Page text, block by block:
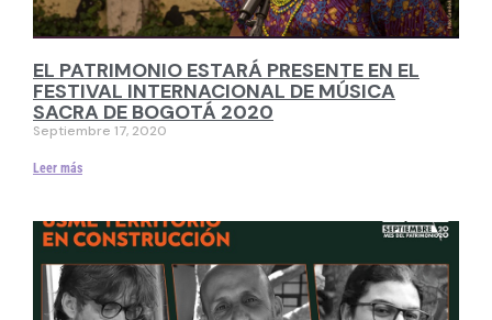
EL PATRIMONIO ESTARÁ PRESENTE EN EL
FESTIVAL INTERNACIONAL DE MÚSICA
SACRA DE BOGOTÁ 2020
Septiembre 17, 2020
Leer más